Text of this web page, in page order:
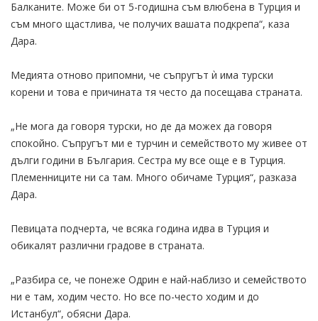
Балканите. Може би от 5-годишна съм влюбена в Турция и
съм много щастлива, че получих вашата подкрепа“, каза
Дара.
Медията отново припомни, че съпругът ѝ има турски
корени и това е причината тя често да посещава страната.
„Не мога да говоря турски, но де да можех да говоря
спокойно. Съпругът ми е турчин и семейството му живее от
дълги години в България. Сестра му все още е в Турция.
Племенниците ни са там. Много обичаме Турция“, разказа
Дара.
Певицата подчерта, че всяка година идва в Турция и
обикалят различни градове в страната.
„Разбира се, че понеже Одрин е най-наблизо и семейството
ни е там, ходим често. Но все по-често ходим и до
Истанбул“, обясни Дара.